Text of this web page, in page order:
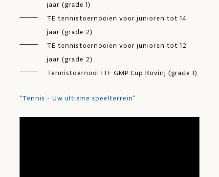
jaar (grade 1)
TE tennistoernooien voor junioren tot 14
jaar (grade 2)
TE tennistoernooien voor junioren tot 12
jaar (grade 2)
Tennistoernooi ITF GMP Cup Rovinj (grade 1)
“Tennis - Uw ultieme speelterrein”